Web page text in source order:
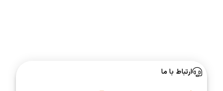
ارتباط با ما